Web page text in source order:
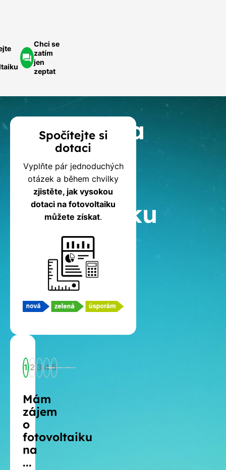
Chci se
zatím
jen
zeptat
Kalkulačka
dotací
na
fotovoltaiku
Spočítejte si
dotaci
Vyplňte pár jednoduchých
otázek a během chvilky
zjistěte, jak vysokou
dotaci na fotovoltaiku
můžete získat.
1 2 3 4 5
Mám
zájem
o
fotovoltaiku
na
...